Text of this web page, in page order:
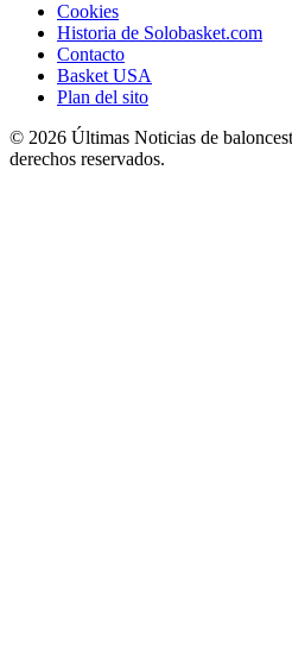
Cookies
Historia de Solobasket.com
Contacto
Basket USA
Plan del sito
© 2026 Últimas Noticias de
derechos reservados.